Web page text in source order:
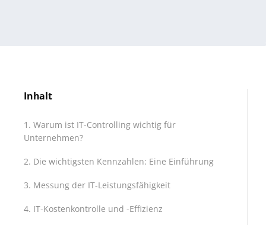
Inhalt
Warum ist IT-Controlling wichtig für
Unternehmen?
Die wichtigsten Kennzahlen: Eine Einführung
Messung der IT-Leistungsfähigkeit
IT-Kostenkontrolle und -Effizienz